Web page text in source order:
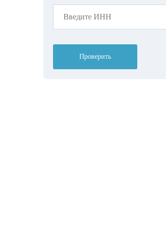
Проверить